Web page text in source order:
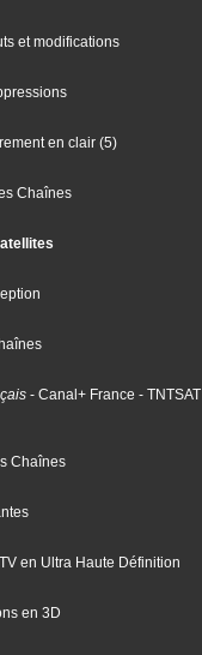
et modifications
en clair (5)
Chaînes
- Canal+ France - TNTSAT
Chaînes
en Ultra Haute Définition
en 3D